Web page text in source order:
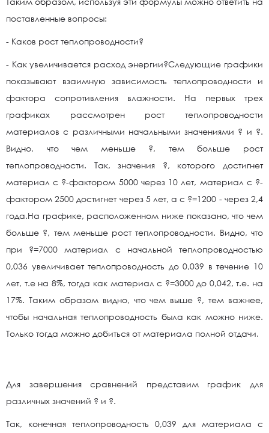
поставленные вопросы:
- Каков рост теплопроводности?
- Как увеличивается расход энергии?Следующие графики
показывают взаимную зависимость теплопроводности и
фактора сопротивления влажности. На первых трех
графиках рассмотрен рост теплопроводности
материалов с различными начальными значениями ? и ?.
Видно, что чем меньше ?, тем больше рост
теплопроводности. Так, значения ?, которого достигнет
материал с ?-фактором 5000 через 10 лет, материал с ?-
фактором 2500 достигнет через 5 лет, а с ?=1200 - через 2,4
года.На графике, расположенном ниже показано, что чем
больше ?, тем меньше рост теплопроводности. Видно, что
при ?=7000 материал с начальной теплопроводностью
0,036 увеличивает теплопроводность до 0,039 в течение 10
лет, т.е на 8%, тогда как материал с ?=3000 до 0,042, т.е. на
17%. Таким образом видно, что чем выше ?, тем важнее,
чтобы начальная теплопроводность была как можно ниже.
Только тогда можно добиться от материала полной отдачи.
Для завершения сравнений представим график для
различных значений ? и ?.
Так, конечная теплопроводность 0,039 для материала с